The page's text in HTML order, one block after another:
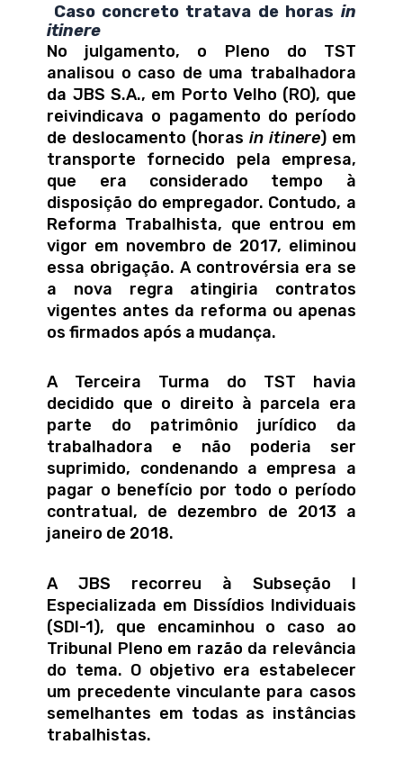
Caso concreto tratava de horas in
itinere
No julgamento, o Pleno do TST
analisou o caso de uma trabalhadora
da JBS S.A., em Porto Velho (RO), que
reivindicava o pagamento do período
de deslocamento (horas in itinere) em
transporte fornecido pela empresa,
que era considerado tempo à
disposição do empregador. Contudo, a
Reforma Trabalhista, que entrou em
vigor em novembro de 2017, eliminou
essa obrigação. A controvérsia era se
a nova regra atingiria contratos
vigentes antes da reforma ou apenas
os firmados após a mudança.
A Terceira Turma do TST havia
decidido que o direito à parcela era
parte do patrimônio jurídico da
trabalhadora e não poderia ser
suprimido, condenando a empresa a
pagar o benefício por todo o período
contratual, de dezembro de 2013 a
janeiro de 2018.
A JBS recorreu à Subseção I
Especializada em Dissídios Individuais
(SDI-1), que encaminhou o caso ao
Tribunal Pleno em razão da relevância
do tema. O objetivo era estabelecer
um precedente vinculante para casos
semelhantes em todas as instâncias
trabalhistas.